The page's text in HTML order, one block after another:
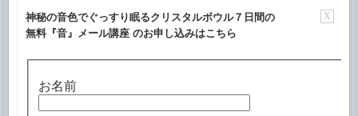
X
神秘の音色でぐっすり眠るクリスタルボウル７日間の
無料『音』メール講座 のお申し込みはこちら
お名前